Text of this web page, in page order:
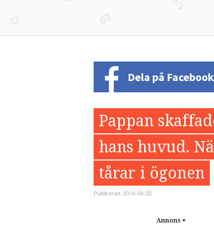
Dela på Facebook
Pappan
hans huvud.
tårar i ögonen
Publicerad: 2016-06-22
Annons